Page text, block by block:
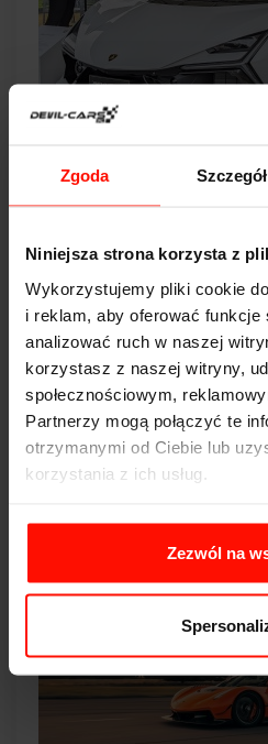
Zgoda
Niniejsza strona korzysta z
Wykorzystujemy pliki cookie
i reklam, aby oferować funkcje
analizować ruch w naszej
korzystasz z naszej witryny,
społecznościowym,
Partnerzy mogą połączyć te
otrzymanymi od Ciebie lub
korzystania z ich usług.
Zezwól na
Nowe Lamborghini
Techniczne, Cena i
2024-12-10
Koenigsegg Gemera –
2024-10-03